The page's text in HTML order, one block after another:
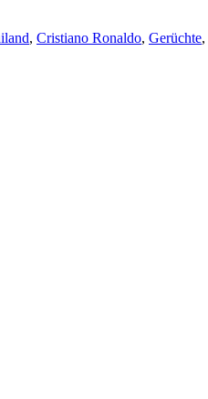
, Cristiano Ronaldo, Gerüchte,